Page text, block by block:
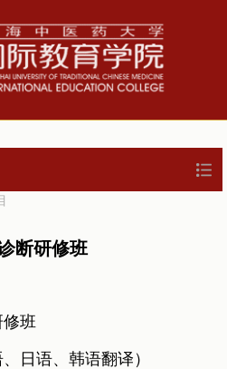
断研修班
班
日语、韩语翻译）